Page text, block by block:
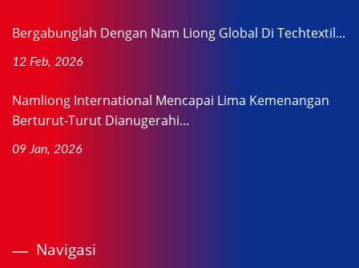
Bergabunglah Dengan Nam Liong Global Di Techtextil...
12 Feb, 2026
Namliong International Mencapai Lima Kemenangan
Berturut-Turut Dianugerahi...
09 Jan, 2026
Navigasi